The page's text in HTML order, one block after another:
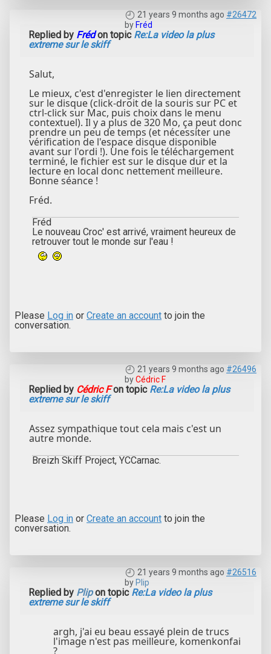
21 years 9 months ago #26472
by Fréd
Replied by Frédon topic Re:La video la plus
extreme sur le skiff
Salut,
Le mieux, c'est d'enregister le lien directement
sur le disque (click-droit de la souris sur PC et
ctrl-click sur Mac, puis choix dans le menu
contextuel). Il y a plus de 320 Mo, ça peut donc
prendre un peu de temps (et nécessiter une
vérification de l'espace disque disponible
avant sur l'ordi !). Une fois le téléchargement
terminé, le fichier est sur le disque dur et la
lecture en local donc nettement meilleure.
Bonne séance !
Fréd.
Fréd
Le nouveau Croc' est arrivé, vraiment heureux de
retrouver tout le monde sur l'eau !
Please Log in or Create an account to join the
conversation.
21 years 9 months ago #26496
byCédric F
Replied by Cédric Fon topic Re:La video la plus
extreme sur le skiff
Assez sympathique tout cela mais c'est un
autre monde.
Breizh Skiff Project, YCCarnac.
Please Log in or Create an account to join the
conversation.
21 years 9 months ago #26516
by Plip
Replied by Plipon topic Re:La video la plus
extreme sur le skiff
argh, j'ai eu beau essayé plein de trucs
l'image n'est pas meilleure, komenkonfai
?